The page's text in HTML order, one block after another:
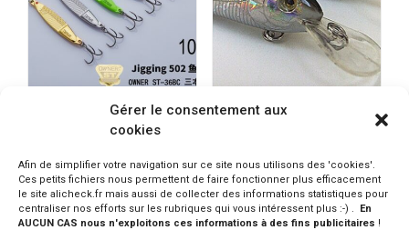
Gérer le consentement aux
cookies
Afin de simplifier votre navigation sur ce site nous utilisons des 'cookies'.
Ces petits fichiers nous permettent de faire fonctionner plus efficacement
le site alicheck.fr mais aussi de collecter des informations statistiques pour
centraliser nos efforts sur les rubriques qui vous intéressent plus :-) . En
AUCUN CAS nous n'exploitons ces informations à des fins publicitaires !
CONSULTER SUR ALIEXPRESS
CONSULTER SUR ALIEXPRESS